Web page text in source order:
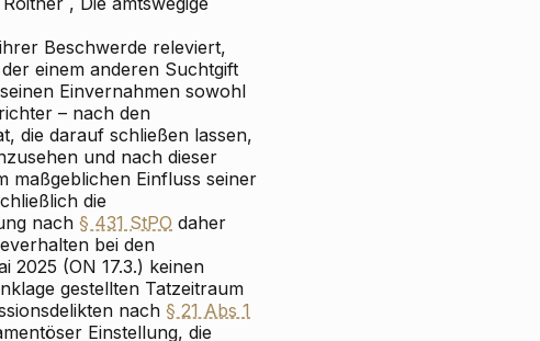
Beschwerde releviert,
einem anderen Suchtgift
Einvernahmen sowohl
– nach den
die darauf schließen lassen,
und nach dieser
maßgeblichen Einfluss seiner
die
nach § 431 StPO daher
bei den
2025 (ON 17.3.) keinen
gestellten Tatzeitraum
nach § 21 Abs 1
Einstellung, die